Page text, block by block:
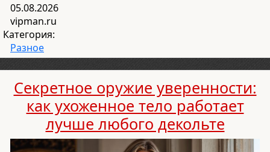
05.08.2026
vipman.ru
Категория:
Разное
Секретное оружие уверенности:
как ухоженное тело работает
лучше любого декольте